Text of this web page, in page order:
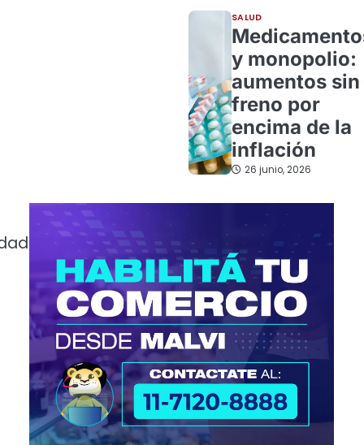
SALUD
y monopolio:
aumentos sin
freno por
encima de la
inflación
26 junio, 2026